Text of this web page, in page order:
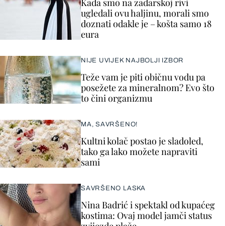
Kada smo na zadarskoj rivi
ugledali ovu haljinu, morali smo
doznati odakle je – košta samo 18
eura
NIJE UVIJEK NAJBOLJI IZBOR
Teže vam je piti običnu vodu pa
posežete za mineralnom? Evo što
to čini organizmu
MA, SAVRŠENO!
Kultni kolač postao je sladoled,
tako ga lako možete napraviti
sami
SAVRŠENO LASKA
Nina Badrić i spektakl od kupaćeg
kostima: Ovaj model jamči status